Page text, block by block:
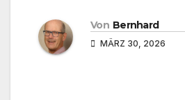
Von Bernhard
MÄRZ 30, 2026